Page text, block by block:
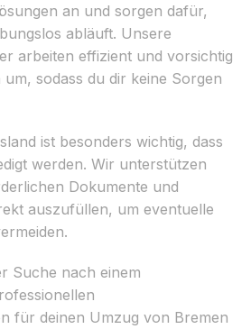
an und sorgen dafür,
abläuft. Unsere
arbeiten effizient und vorsichtig
um, sodass du dir keine Sorgen
ist besonders wichtig, dass
werden. Wir unterstützen
Dokumente und
auszufüllen, um eventuelle
Suche nach einem
für deinen Umzug von Bremen